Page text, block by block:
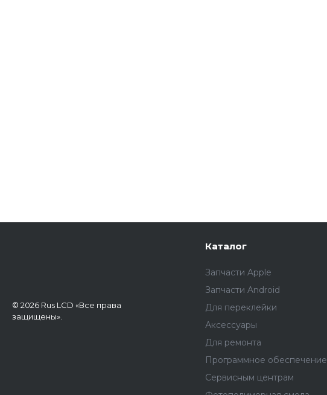
© 2026 Rus LCD «Все права
защищены».
Каталог
Запчасти Apple
Запчасти Android
Для переклейки
Аксессуары
Для ремонта
Программное обеспечение
Сервисным центрам